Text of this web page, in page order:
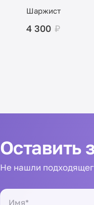
Шаржист
4 300 ₽
Оставить
Не нашли